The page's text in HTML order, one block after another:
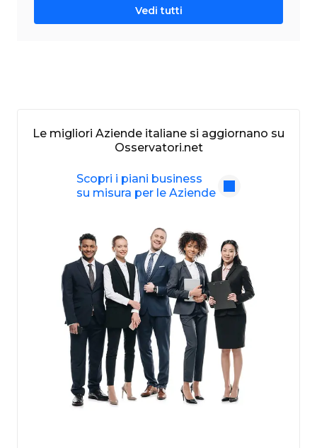
Vedi tutti
Le migliori Aziende italiane si aggiornano su
Osservatori.net
Scopri i piani business
su misura per le Aziende